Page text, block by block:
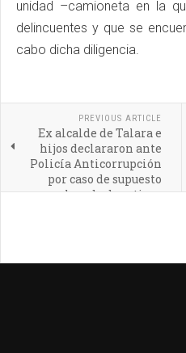
unidad –camioneta en la
delincuentes y que se
cabo dicha diligencia.
PREVIOUS ARTICLE
Ex alcalde de Talara e
hijos declararon ante
Policía Anticorrupción
por caso de supuesto
lavado de activos